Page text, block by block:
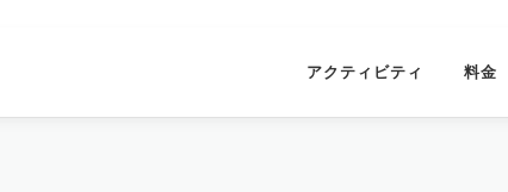
アクティビティ 料金